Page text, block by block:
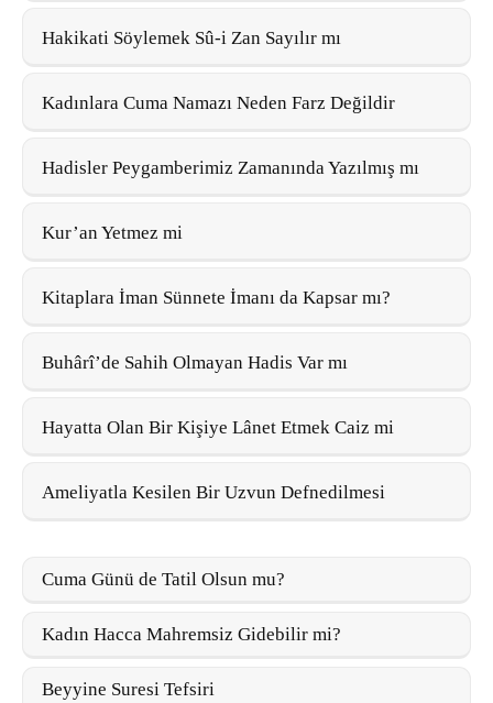
Hakikati Söylemek Sû-i Zan Sayılır mı
Kadınlara Cuma Namazı Neden Farz Değildir
Hadisler Peygamberimiz Zamanında Yazılmış mı
Kur’an Yetmez mi
Kitaplara İman Sünnete İmanı da Kapsar mı?
Buhârî’de Sahih Olmayan Hadis Var mı
Hayatta Olan Bir Kişiye Lânet Etmek Caiz mi
Ameliyatla Kesilen Bir Uzvun Defnedilmesi
Cuma Günü de Tatil Olsun mu?
Kadın Hacca Mahremsiz Gidebilir mi?
Beyyine Suresi Tefsiri